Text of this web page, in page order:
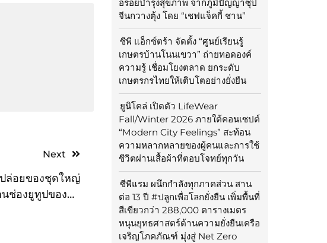
อร่อยบำรุงสุขภาพ จากภูมิปัญญาซุป
จีนกวางตุ้ง โดย “เชฟแจ็คกี้ ชาน”
ซีพี แอ็กซ์ตร้า จัดตั้ง “ศูนย์เรียนรู้
เกษตรบ้านโนนเขวา” ถ่ายทอดองค์
ความรู้ เชื่อมโยงตลาด ยกระดับ
เกษตรกรไทยให้เติบโตอย่างยั่งยืน
ยูนิโคล่ เปิดตัว LifeWear
Fall/Winter 2026 ภายใต้คอนเซปต์
“Modern City Feelings” สะท้อน
ความหลากหลายของผู้คนและการใช้
ชีวิตผ่านเสื้อผ้าที่ตอบโจทย์ทุกวัน
ซีพีแรม ผนึกกำลังทุกภาคส่วน สาน
ต่อ 13 ปี #ปลูกเพื่อโลกยั่งยืน เพิ่มพื้นที่
สีเขียวกว่า 288,000 ตารางเมตร
หนุนยุทธศาสตร์ด้านความยั่งยืนเครือ
เจริญโภคภัณฑ์ มุ่งสู่ Net Zero
Next
ปล่อยของชุดใหญ่
ช่องยูทูปของตัว